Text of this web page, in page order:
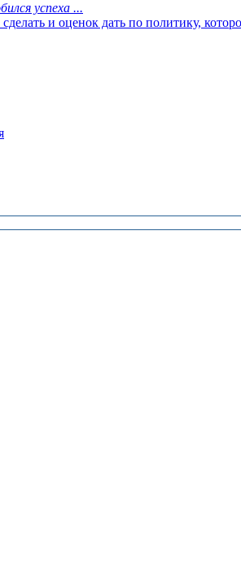
успеха ...
и оценок дать по политику,